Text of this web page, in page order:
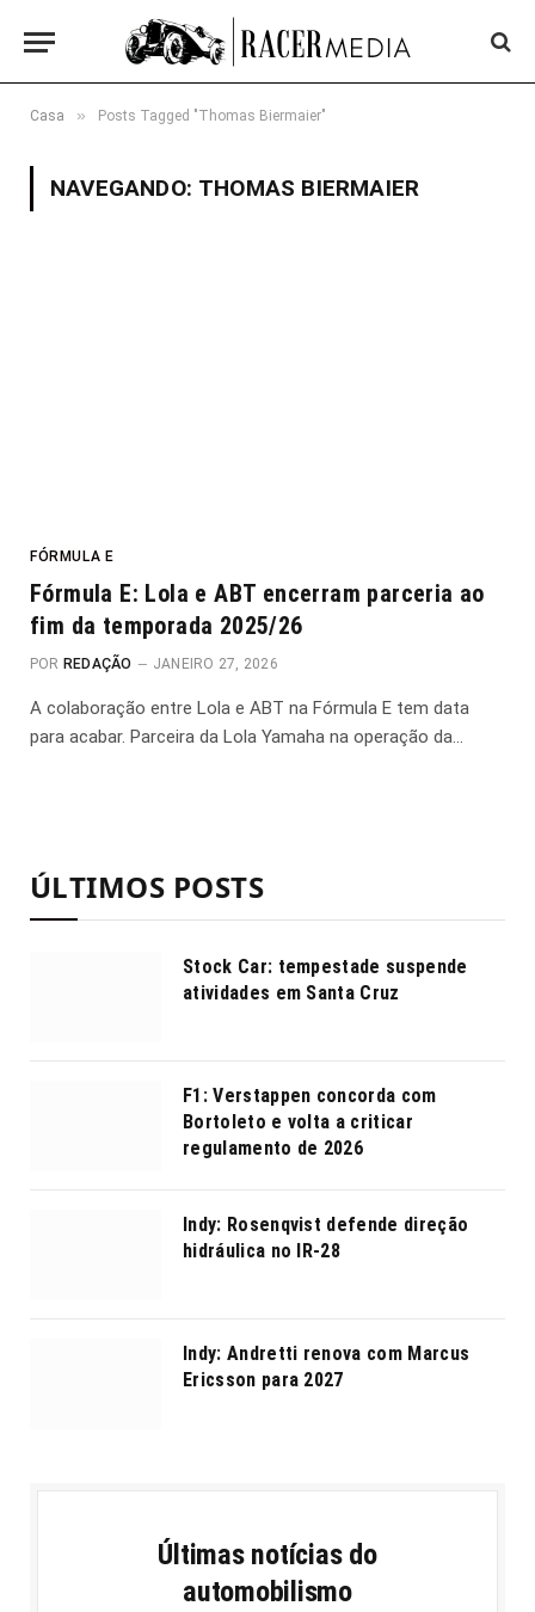
Casa » Posts Tagged "Thomas Biermaier"
NAVEGANDO: THOMAS BIERMAIER
FÓRMULA E
Fórmula E: Lola e ABT encerram parceria ao
fim da temporada 2025/26
POR REDAÇÃO JANEIRO 27, 2026
A colaboração entre Lola e ABT na Fórmula E tem data
para acabar. Parceira da Lola Yamaha na operação da…
ÚLTIMOS POSTS
Stock Car: tempestade suspende
atividades em Santa Cruz
F1: Verstappen concorda com
Bortoleto e volta a criticar
regulamento de 2026
Indy: Rosenqvist defende direção
hidráulica no IR-28
Indy: Andretti renova com Marcus
Ericsson para 2027
Últimas notícias do
automobilismo